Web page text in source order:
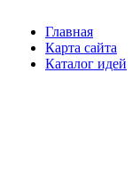
Главная
Карта сайта
Каталог идей